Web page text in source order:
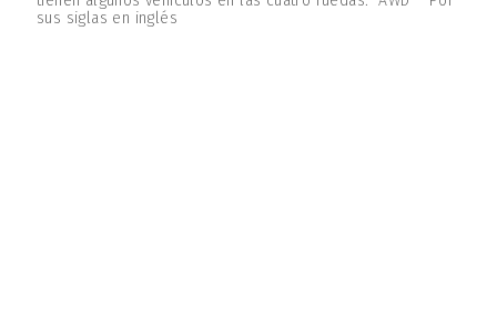
sus siglas en inglés